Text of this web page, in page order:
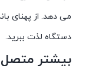
می دهد. از پهنای
دستگاه لذت ببرید.
بیشتر متصل